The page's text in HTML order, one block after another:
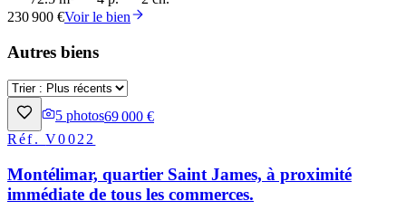
230 900 €Voir le bien
Autres biens
5 photos69 000 €
Réf.V0022
Montélimar, quartier Saint James, à proximité
immédiate de tous les commerces.